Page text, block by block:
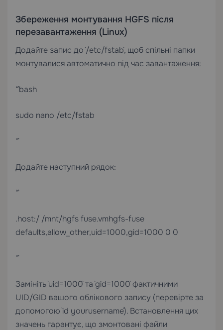
Збереження монтування HGFS після
перезавантаження (Linux)
Додайте запис до `/etc/fstab`, щоб спільні папки
монтувалися автоматично під час завантаження:
“`bash
sudo nano /etc/fstab
“`
Додайте наступний рядок:
“`
.host:/ /mnt/hgfs fuse.vmhgfs-fuse
defaults,allow_other,uid=1000,gid=1000 0 0
“`
Замініть `uid=1000` та `gid=1000` фактичними
UID/GID вашого облікового запису (перевірте за
допомогою `id yourusername`). Встановлення цих
значень гарантує, що змонтовані файли